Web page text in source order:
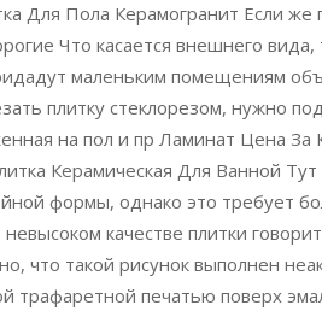
Для Пола Керамогранит Если же
Что касается внешнего
маленьким помещениям
плитку стеклорезом, нужно
на пол и пр Ламинат Цена
Керамическая Для Ванной
формы, однако это требует
качестве плитки
что такой рисунок выполнен
печа­тью поверх